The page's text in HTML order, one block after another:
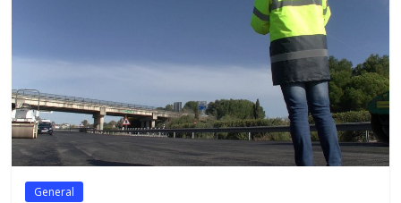
General